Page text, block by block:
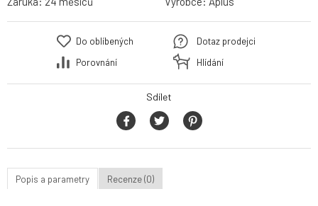
Do oblíbených
Porovnání
Dotaz prodejci
Hlídání
Sdílet
Popis a parametry Recenze (0)